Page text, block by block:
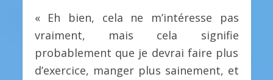
« Eh bien, cela ne m’intéresse pas
vraiment, mais cela signifie
probablement que je devrai faire plus
d’exercice, manger plus sainement, et